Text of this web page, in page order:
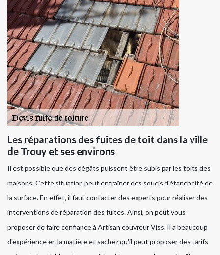
Les réparations des fuites de toit dans la ville
de Trouy et ses environs
Il est possible que des dégâts puissent être subis par les toits des
maisons. Cette situation peut entraîner des soucis d'étanchéité de
la surface. En effet, il faut contacter des experts pour réaliser des
interventions de réparation des fuites. Ainsi, on peut vous
proposer de faire confiance à Artisan couvreur Viss. Il a beaucoup
d'expérience en la matière et sachez qu'il peut proposer des tarifs